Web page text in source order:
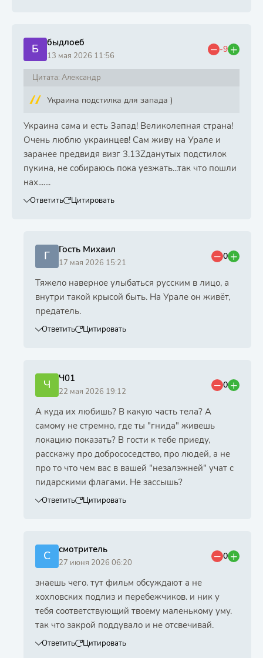
Б быдлоеб
13 мая 2026 11:56
-9
Цитата: Александр
Украина подстилка для запада )
Украина сама и есть Запад! Великолепная страна!
Очень люблю украинцев! Сам живу на Урале и
заранее предвидя визг 3.13Zданутых подстилок
пукина, не собираюсь пока уезжать...так что пошли
нах.......
Ответить Цитировать
Г Гость Михаил
17 мая 2026 15:21
0
Тяжело наверное улыбаться русским в лицо, а
внутри такой крысой быть. На Урале он живёт,
предатель.
Ответить Цитировать
Ч Ч01
22 мая 2026 19:12
0
А куда их любишь? В какую часть тела? А
самому не стремно, где ты "гнида" живешь
локацию показать? В гости к тебе приеду,
расскажу про добрососедство, про людей, а не
про то что чем вас в вашей "незалэжней" учат с
пидарскими флагами. Не зассышь?
Ответить Цитировать
С смотритель
27 июня 2026 06:20
0
знаешь чего. тут фильм обсуждают а не
хохловских подлиз и перебежчиков. и ник у
тебя соответствующий твоему маленькому уму.
так что закрой поддувало и не отсвечивай.
Ответить Цитировать